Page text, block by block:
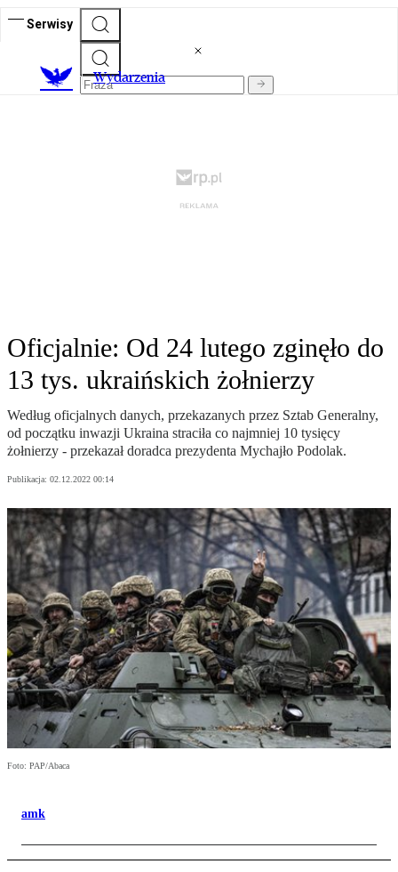
Serwisy
Wydarzenia
Oficjalnie: Od 24 lutego zginęło do
13 tys. ukraińskich żołnierzy
Według oficjalnych danych, przekazanych przez Sztab Generalny,
od początku inwazji Ukraina straciła co najmniej 10 tysięcy
żołnierzy - przekazał doradca prezydenta Mychajło Podolak.
Publikacja: 02.12.2022 00:14
Foto: PAP/Abaca
amk